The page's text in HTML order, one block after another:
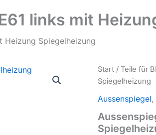
links mit
Heizung Spiegelheizung
Start / Teile für
Spiegelheizung
Aussenspiegel,